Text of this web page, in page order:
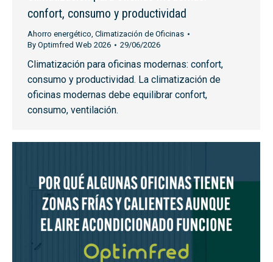
confort, consumo y productividad
Ahorro energético, Climatización de Oficinas
By Optimfred Web 2026 29/06/2026
Climatización para oficinas modernas: confort,
consumo y productividad. La climatización de
oficinas modernas debe equilibrar confort,
consumo, ventilación.